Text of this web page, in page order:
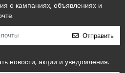
о кампаниях, объявлениях и
Отправить
новости, акции и уведомления.